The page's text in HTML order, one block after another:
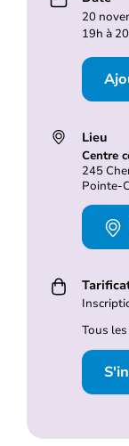
20
19h à
Lieu
Centre
245
Pointe-
Tous